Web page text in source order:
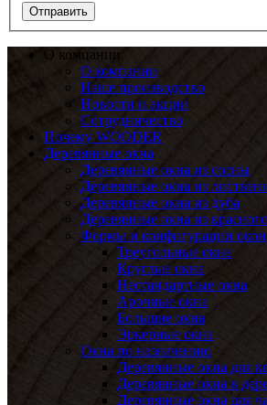
О компании
О компании
Наше производство
Новости и акции
Сотрудничество
Почему WOODER
Деревянные окна
Деревянные окна из сосны
Деревянные окна из
Деревянные окна из дуба
Деревянные окна из
Формы и конфигурации окон
Треугольные окна
Круглые окна
Нестандартные окна
Арочные окна
Большие окна
Эркерные окна
Окна по назначению
Деревянные окна для
Деревянные окна в
Деревянные окна для